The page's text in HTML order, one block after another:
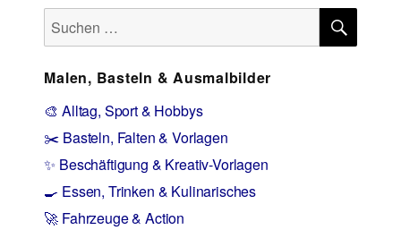
Suchen
nach:
Malen, Basteln & Ausmalbilder
🎨 Alltag, Sport & Hobbys
✂️ Basteln, Falten & Vorlagen
✨ Beschäftigung & Kreativ-Vorlagen
🍳 Essen, Trinken & Kulinarisches
🚀 Fahrzeuge & Action